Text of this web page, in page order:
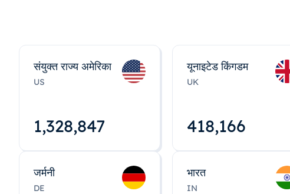
संयुक्त राज्य अमेरिका
US
1,328,848
यूनाइटेड किंगडम
UK
418,167
जर्मनी
DE
भारत
IN